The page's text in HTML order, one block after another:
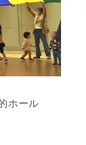
ホール